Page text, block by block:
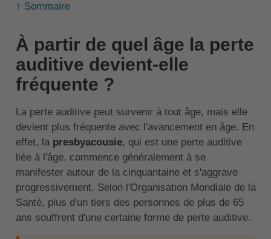
↑ Sommaire
À partir de quel âge la perte
auditive devient-elle
fréquente ?
La perte auditive peut survenir à tout âge, mais elle
devient plus fréquente avec l'avancement en âge. En
effet, la presbyacousie, qui est une perte auditive
liée à l'âge, commence généralement à se
manifester autour de la cinquantaine et s'aggrave
progressivement. Selon l'Organisation Mondiale de la
Santé, plus d'un tiers des personnes de plus de 65
ans souffrent d'une certaine forme de perte auditive.